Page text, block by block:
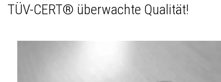
TÜV-CERT® überwachte Qualität!